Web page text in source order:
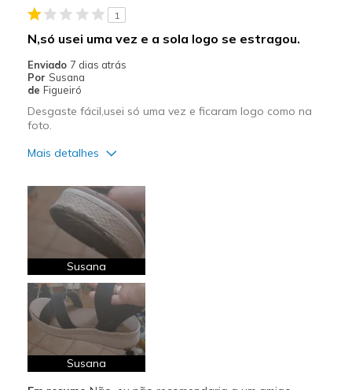
1
N,só usei uma vez e a sola logo se estragou.
Enviado 7 dias atrás
Por Susana
de Figueiró
Desgaste fácil,usei só uma vez e ficaram logo como na
foto.
Mais detalhes
Desgastam-se facilmente
Má qualidade
Susana
Susana